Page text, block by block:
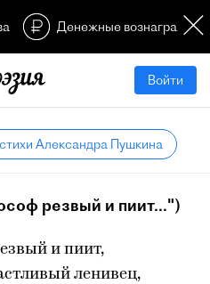
Денежные
Войти
Александра Пушкина
резвый и пиит...")
и пиит,
ленивец,